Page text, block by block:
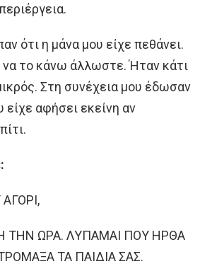
ότι η μάνα μου είχε πεθάνει.
να το κάνω άλλωστε. Ήταν κάτι
Στη συνέχεια μου έδωσαν
αφήσει εκείνη αν
ΤΗΝ ΩΡΑ. ΛΥΠΑΜΑΙ ΠΟΥ ΗΡΘΑ
ΤΑ ΠΑΙΔΙΑ ΣΑΣ.